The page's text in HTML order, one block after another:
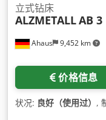
Ahaus 9,452 km
立式钻床
ALZMETALLAB 3
价格信息
状况: 良好（使用过） ,